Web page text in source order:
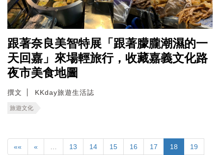
跟著奈良美智特展「跟著朦朧潮濕的一
天回嘉」來場輕旅行，收藏嘉義文化路
夜市美食地圖
撰文 KKday旅遊生活誌
旅遊文化
«« « 13 14 15 16 17 18 19